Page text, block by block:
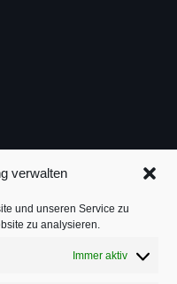
verwalten
und unseren Service zu
zu analysieren.
Immer aktiv